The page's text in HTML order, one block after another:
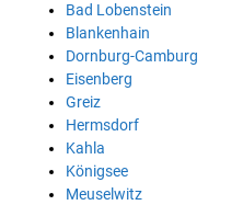
Bad Lobenstein
Blankenhain
Dornburg-Camburg
Eisenberg
Greiz
Hermsdorf
Kahla
Königsee
Meuselwitz